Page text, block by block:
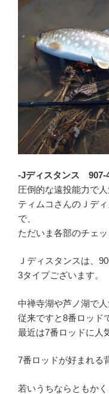
-Jディスタンス 907-
圧倒的な遠投能力で人
ティムコさんのＪデ
で、
ただいま各部のチェッ
Ｊディスタンスは、
3タイプございます。
中禅寺湖や芦ノ湖で人
従来ですと8番ロッド
最近は7番ロッドに人
7番ロッドが好まれる
若いうちならともかく